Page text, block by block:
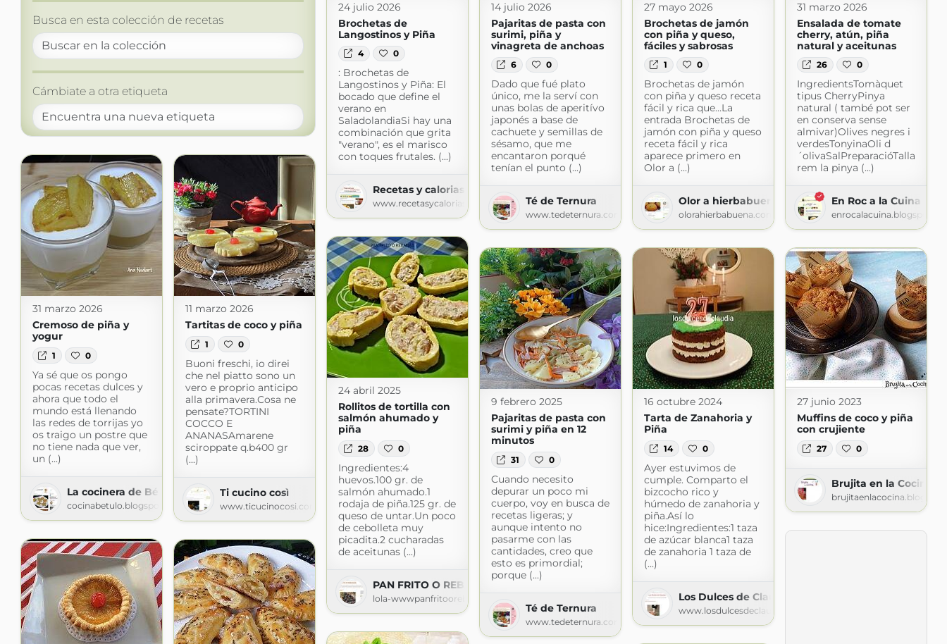
Busca en esta colección de recetas
Cámbiate a otra etiqueta
24 julio 2026
Brochetas de
Langostinos y Piña
4 0
: Brochetas de
Langostinos y Piña: El
bocado que define el
verano en
SaladolandiaSi hay una
combinación que grita
"verano", es el marisco
con toques frutales. (...)
Recetas y calorias
www.recetasycalorias.com
14 julio 2026
Pajaritas de pasta con
surimi, piña y
vinagreta de anchoas
6 0
Dado que fué plato
único, me la serví con
unas bolas de aperitívo
japonés a base de
cachuete y semillas de
sésamo, que me
encantaron porqué
tenían el punto (...)
Té de Ternura
www.tedeternura.com
27 mayo 2026
Brochetas de jamón
con piña y queso,
fáciles y sabrosas
1 0
Brochetas de jamón
con piña y queso receta
fácil y rica que…La
entrada Brochetas de
jamón con piña y queso
receta fácil y rica
aparece primero en
Olor a (...)
Olor a hierbabuena
olorahierbabuena.com
31 marzo 2026
Ensalada de tomate
cherry, atún, piña
natural y aceitunas
26 0
IngredientsTomàquet
tipus CherryPinya
natural ( també pot ser
en conserva sense
almivar)Olives negres i
verdesTonyinaOli d
´olivaSalPreparacióTalla
rem la pinya (...)
En Roc a la Cuina
31 marzo 2026
Cremoso de piña y
yogur
1 0
Ya sé que os pongo
pocas recetas dulces y
ahora que todo el
mundo está llenando
las redes de torrijas yo
os traigo un postre que
no tiene nada que ver,
un (...)
La cocinera de Bétulo
cocinabetulo.blogspot.com
11 marzo 2026
Tartitas de coco y piña
1 0
Buoni freschi, io direi
che nel piatto sono un
vero e proprio anticipo
alla primavera.Cosa ne
pensate?TORTINI
COCCO E
ANANASAmarene
sciroppate q.b400 gr
(...)
Ti cucino così
www.ticucinocosi.com
24 abril 2025
Rollitos de tortilla con
salmón ahumado y
piña
28 0
Ingredientes:4
huevos.100 gr. de
salmón ahumado.1
rodaja de piña.125 gr. de
queso de untar.Un poco
de cebolleta muy
picadita.2 cucharadas
de aceitunas (...)
PAN FRITO O REBANÁS
lola-wwwpanfritoorebanas.blogspot.com
9 febrero 2025
Pajaritas de pasta con
surimi y piña en 12
minutos
31 0
Cuando necesito
depurar un poco mi
cuerpo, voy en busca de
recetas ligeras; y
aunque intento no
pasarme con las
cantidades, creo que
esto es primordial;
porque (...)
Té de Ternura
www.tedeternura.com
16 octubre 2024
Tarta de Zanahoria y
Piña
14 0
Ayer estuvimos de
cumple. Comparto el
bizcocho rico y
húmedo de zanahoria y
piña.Así lo
hice:Ingredientes:1 taza
de azúcar blanca1 taza
de zanahoria 1 taza de
(...)
Los Dulces de Claudia
www.losdulcesdeclaudia.com
27 junio 2023
Muffins de coco y piña
con crujiente
27 0
Brujita en la Cocina